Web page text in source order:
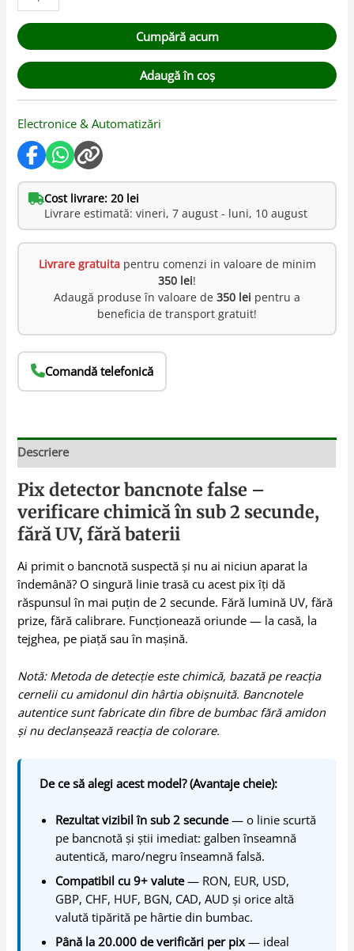
Cumpără acum
Adaugă în coș
Electronice & Automatizări
Cost livrare: 20 lei
Livrare estimată: vineri, 7 august - luni, 10 august
Livrare gratuitapentru comenzi in valoare de minim
350 lei!
Adaugă produse în valoare de 350 lei pentru a
beneficia de transport gratuit!
Comandă telefonică
Descriere
Pix detector bancnote false –
verificare chimică în sub 2 secunde,
fără UV, fără baterii
Ai primit o bancnotă suspectă și nu ai niciun aparat la
îndemână? O singură linie trasă cu acest pix îți dă
răspunsul în mai puțin de 2 secunde. Fără lumină UV, fără
prize, fără calibrare. Funcționează oriunde — la casă, la
tejghea, pe piață sau în mașină.
Notă: Metoda de detecție este chimică, bazată pe reacția
cernelii cu amidonul din hârtia obișnuită. Bancnotele
autentice sunt fabricate din fibre de bumbac fără amidon
și nu declanșează reacția de colorare.
De ce să alegi acest model? (Avantaje cheie):
Rezultat vizibil în sub 2 secunde— o linie scurtă
pe bancnotă și știi imediat: galben înseamnă
autentică, maro/negru înseamnă falsă.
Compatibil cu 9+ valute— RON, EUR, USD,
GBP, CHF, HUF, BGN, CAD, AUD și orice altă
valută tipărită pe hârtie din bumbac.
Până la 20.000 de verificări per pix— ideal